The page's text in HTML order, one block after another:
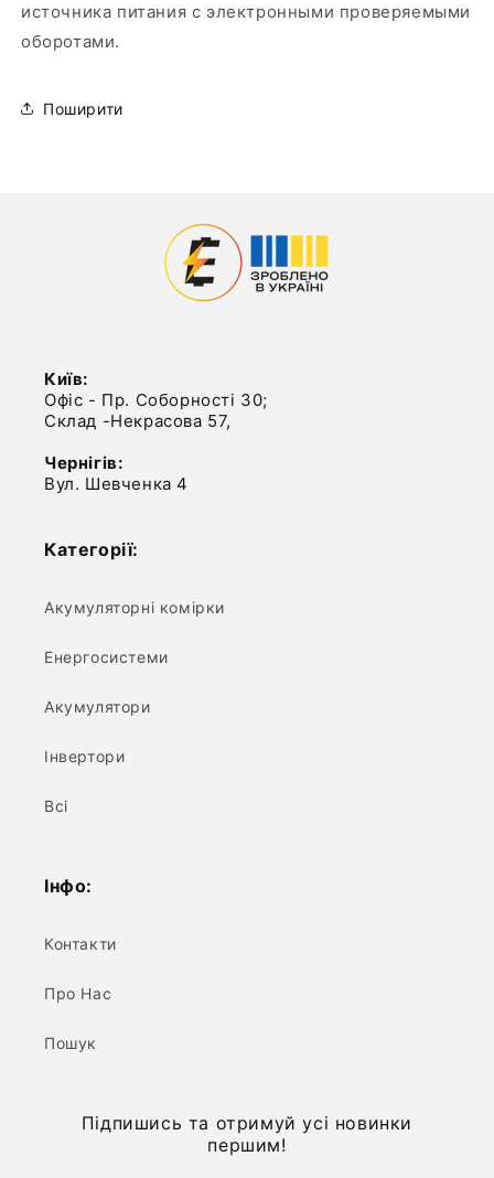
источника питания с электронными проверяемыми
оборотами.
Поширити
Київ:
Офіс - Пр. Соборності 30;
Склад -Некрасова 57,
Чернігів:
Вул. Шевченка 4
Категорії:
Акумуляторні комірки
Енергосистеми
Акумулятори
Інвертори
Всі
Інфо:
Контакти
Про Нас
Пошук
Підпишись та отримуй усі новинки
першим!